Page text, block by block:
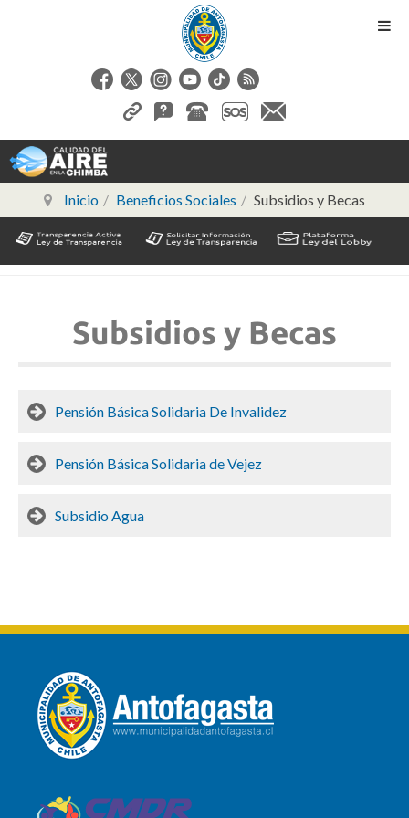
Inicio Beneficios Sociales Subsidios y Becas
Subsidios y Becas
Pensión Básica Solidaria De Invalidez
Pensión Básica Solidaria de Vejez
Subsidio Agua